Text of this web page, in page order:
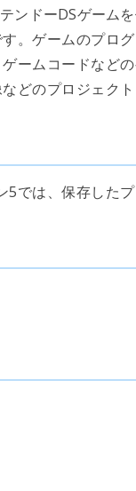
ンドーDSゲーム
。ゲームのプロ
ームコードなど
どのプロジェク
5では、保存した